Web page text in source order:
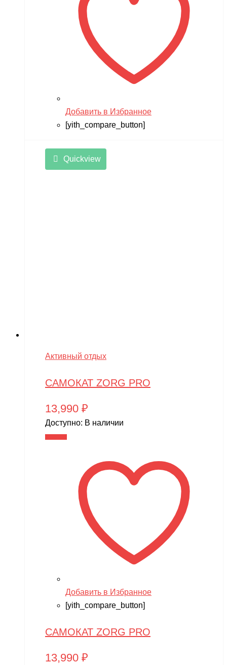
Добавить в Избранное
[yith_compare_button]
Quickview
Активный отдых
САМОКАТ ZORG PRO
13,990 ₽
Доступно: В наличии
Добавить в Избранное
[yith_compare_button]
САМОКАТ ZORG PRO
13,990 ₽